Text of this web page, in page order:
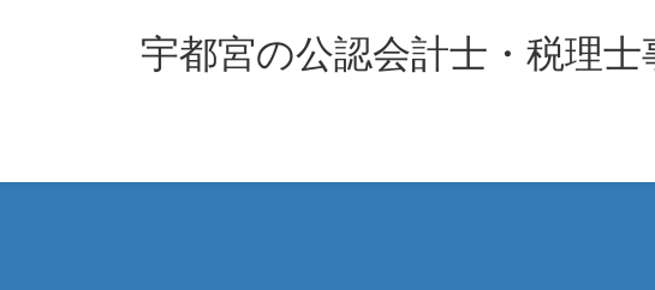
ス
ン
宇都宮の公認会計士・税理